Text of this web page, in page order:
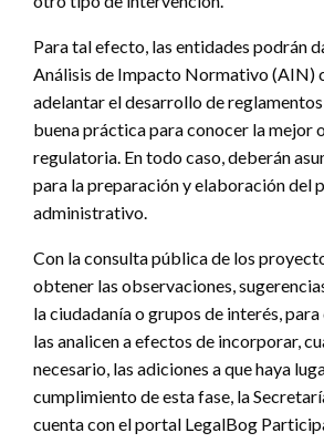
Para tal efecto, las entidades podrán
Análisis de Impacto Normativo (AIN)
adelantar el desarrollo de
buena práctica para conocer la mejor
regulatoria. En todo caso, deberán
para la preparación y elaboración del
administrativo.
Con la consulta pública de los
obtener las observaciones,
la ciudadanía o grupos de interés,
las analicen a efectos de incorporar,
necesario, las adiciones a que haya
cumplimiento de esta fase, la
cuenta con el portal LegalBog